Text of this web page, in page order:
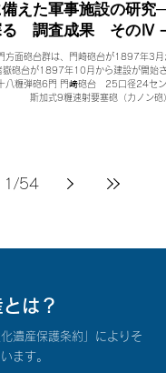
えた軍事施設の研究─
る 調査成果 そのⅣ－
方面砲台群は、門崎砲台が1897年3月
嶽砲台が1897年10月から建設が開始さ
八糎弾砲6門 門﨑砲台 25口径24セン
加式9糎速射要塞砲（カノン砲
） 孫崎砲台 通路以外は急峻な崖状態で
と灯台 海から孫崎を見る 門﨑から孫崎
記に写真
1 /54
は？
遺産保護条約」によりそ
ます。